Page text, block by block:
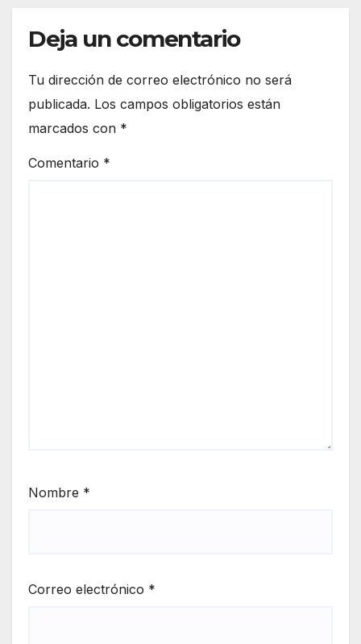
Deja un comentario
Tu dirección de correo electrónico no será
publicada. Los campos obligatorios están
marcados con *
Comentario *
Nombre *
Correo electrónico *